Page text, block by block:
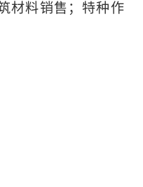
材料销售；特种作